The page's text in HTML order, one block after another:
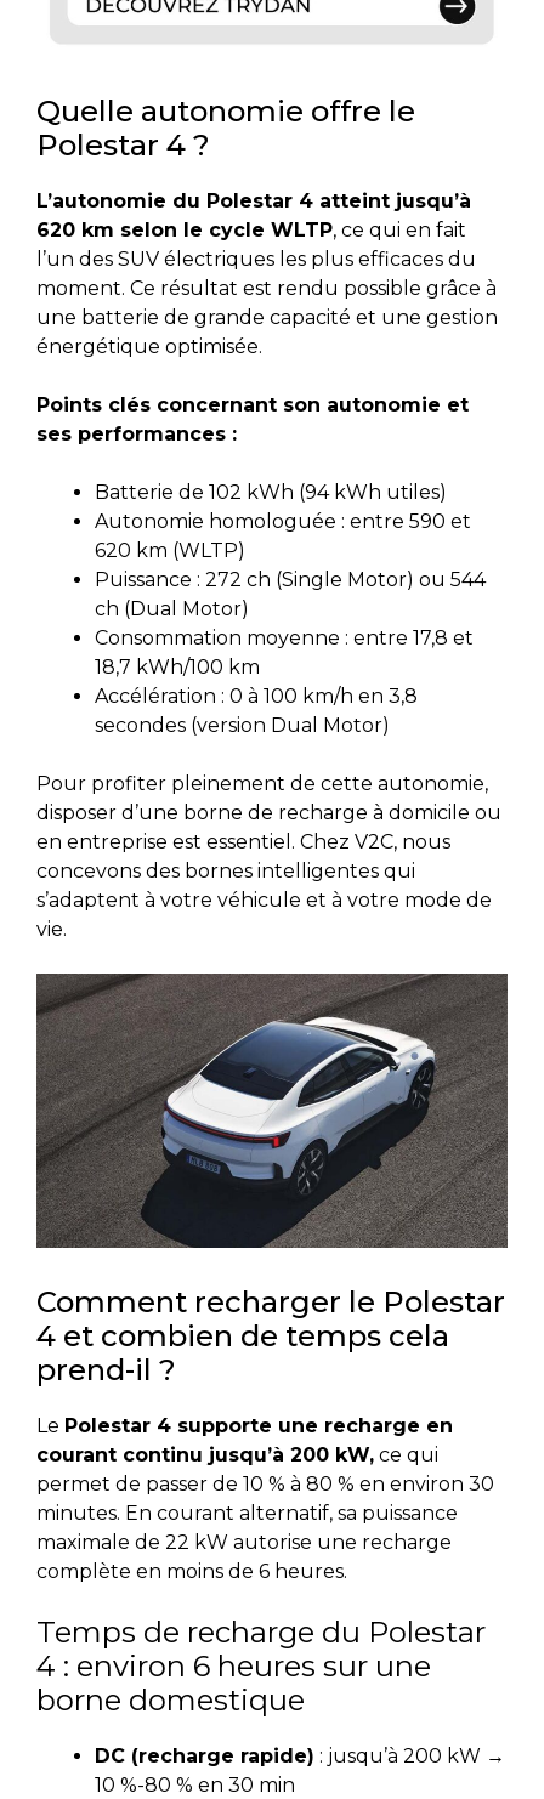
Quelle autonomie offre le
Polestar 4 ?
L’autonomie du Polestar 4 atteint jusqu’à
620 km selon le cycle WLTP, ce qui en fait
l’un des SUV électriques les plus efficaces du
moment. Ce résultat est rendu possible grâce à
une batterie de grande capacité et une gestion
énergétique optimisée.
Points clés concernant son autonomie et
ses performances :
Batterie de 102 kWh (94 kWh utiles)
Autonomie homologuée : entre 590 et
620 km (WLTP)
Puissance : 272 ch (Single Motor) ou 544
ch (Dual Motor)
Consommation moyenne : entre 17,8 et
18,7 kWh/100 km
Accélération : 0 à 100 km/h en 3,8
secondes (version Dual Motor)
Pour profiter pleinement de cette autonomie,
disposer d’une borne de recharge à domicile ou
en entreprise est essentiel. Chez V2C, nous
concevons des bornes intelligentes qui
s’adaptent à votre véhicule et à votre mode de
vie.
Comment recharger le Polestar
4 et combien de temps cela
prend-il ?
Le Polestar 4 supporte une recharge en
courant continu jusqu’à 200 kW, ce qui
permet de passer de 10 % à 80 % en environ 30
minutes. En courant alternatif, sa puissance
maximale de 22 kW autorise une recharge
complète en moins de 6 heures.
Temps de recharge du Polestar
4 : environ 6 heures sur une
borne domestique
DC (recharge rapide) : jusqu’à 200 kW →
10 %-80 % en 30 min